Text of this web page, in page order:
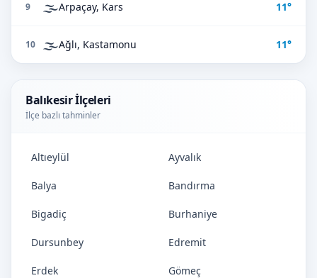
9 🌫️Arpaçay, Kars 11°
10 🌫️Ağlı, Kastamonu 11°
Balıkesir İlçeleri
İlçe bazlı tahminler
Altıeylül Ayvalık
Balya Bandırma
Bigadiç Burhaniye
Dursunbey Edremit
Erdek Gömeç